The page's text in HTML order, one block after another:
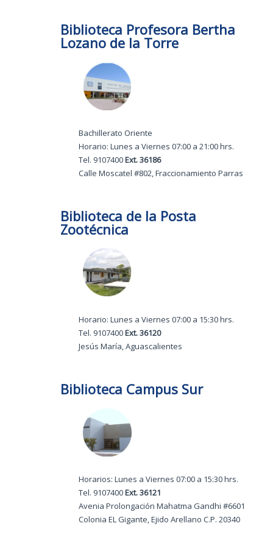
Biblioteca Profesora Bertha
Lozano de la Torre
Bachillerato Oriente
Horario: Lunes a Viernes 07:00 a 21:00 hrs.
Tel. 9107400Ext. 36186
Calle Moscatel #802, Fraccionamiento Parras
Biblioteca de la Posta
Zootécnica
Horario: Lunes a Viernes 07:00 a 15:30 hrs.
Tel. 9107400Ext. 36120
Jesús María, Aguascalientes
Biblioteca Campus Sur
Horarios: Lunes a Viernes 07:00 a 15:30 hrs.
Tel. 9107400Ext. 36121
Avenia Prolongación Mahatma Gandhi #6601
Colonia EL Gigante, Ejido Arellano C.P. 20340